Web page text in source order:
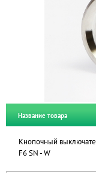
Название товара
Кнопочный
F6 SN - W